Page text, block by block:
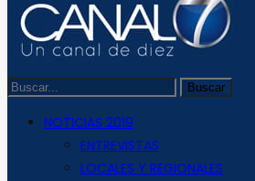
NOTICIAS 2019
ENTREVISTAS
LOCALES Y REGIONALES